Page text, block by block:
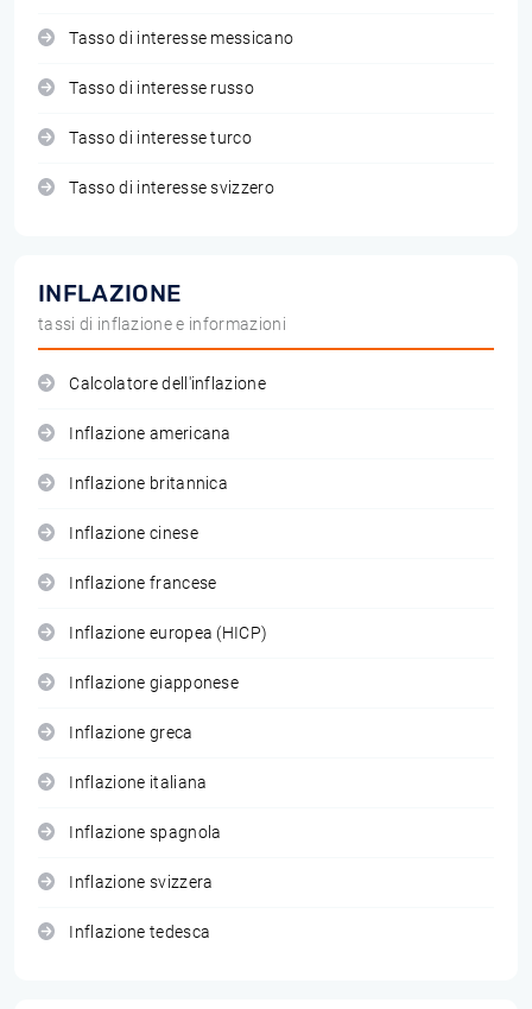
Tasso di interesse messicano
Tasso di interesse russo
Tasso di interesse turco
Tasso di interesse svizzero
INFLAZIONE
tassi di inflazione e informazioni
Calcolatore dell'inflazione
Inflazione americana
Inflazione britannica
Inflazione cinese
Inflazione francese
Inflazione europea (HICP)
Inflazione giapponese
Inflazione greca
Inflazione italiana
Inflazione spagnola
Inflazione svizzera
Inflazione tedesca